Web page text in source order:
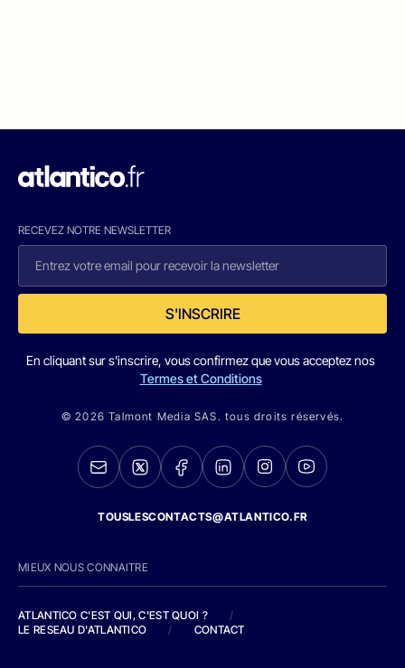
RECEVEZ NOTRE NEWSLETTER
S'INSCRIRE
En cliquant sur s'inscrire, vous confirmez que vous acceptez nos
Termes et Conditions
© 2026 Talmont Media SAS. tous droits réservés.
TOUSLESCONTACTS@ATLANTICO.FR
MIEUX NOUS CONNAITRE
ATLANTICO C'EST QUI, C'EST QUOI ?
/
LE RESEAU D'ATLANTICO
/ CONTACT